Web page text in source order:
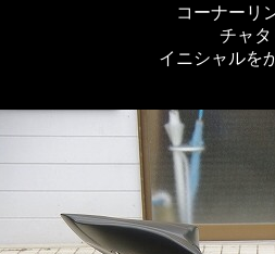
コーナーリ
チャタ
イニシャルを